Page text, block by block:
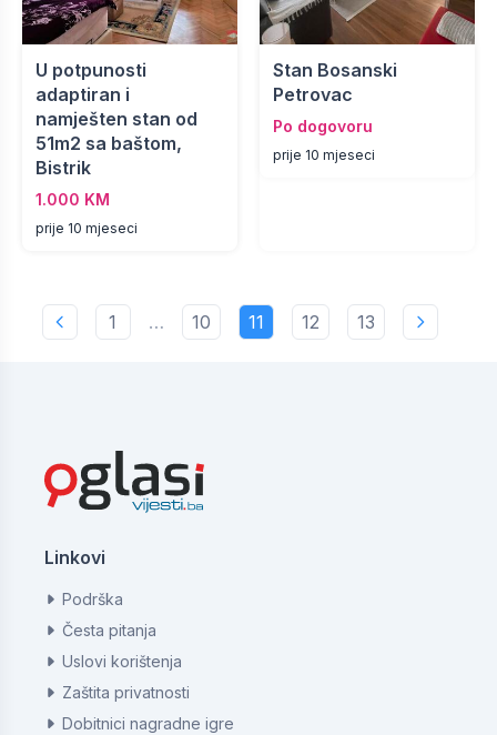
U potpunosti
adaptiran i
namješten stan od
51m2 sa baštom,
Bistrik
1.000 KM
prije 10 mjeseci
Stan Bosanski
Petrovac
Po dogovoru
prije 10 mjeseci
1 … 10 11 12 13
Linkovi
Podrška
Česta pitanja
Uslovi korištenja
Zaštita privatnosti
Dobitnici nagradne igre